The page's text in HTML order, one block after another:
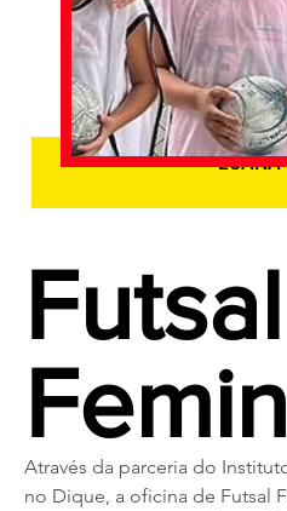
LUANA
Futsal
Através da parceria do
no Dique, a oficina de Futsal